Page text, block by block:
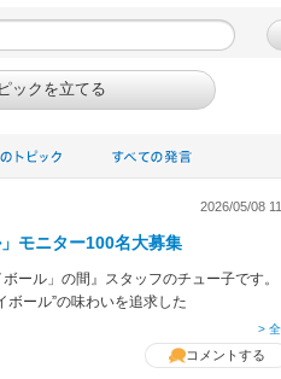
ックを立てる
2026/05/08
モニター100名大募集
ール」の間』スタッフのチュー子です
ボール”の味わいを追求した
>
コメントする